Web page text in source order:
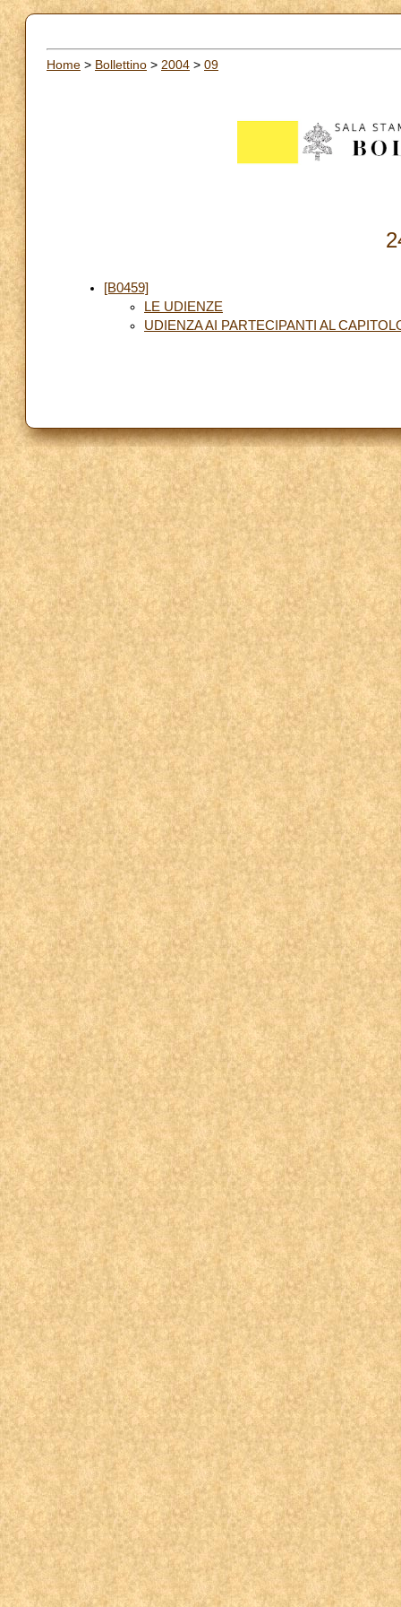
Home > Bollettino > 2004 > 09
[B0459]
LE UDIENZE
UDIENZA AI PARTECIPANTI AL